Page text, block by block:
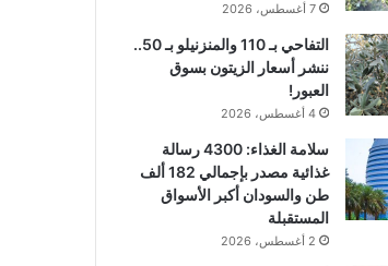
7 أغسطس، 2026
التفاحي بـ 110 والمنزنيلو بـ 50..
ننشر أسعار الزيتون بسوق
العبور!
4 أغسطس، 2026
سلامة الغذاء: 4300 رسالة
غذائية مصدر بإجمالي 182 ألف
طن والسودان أكبر الأسواق
المستقبلة
2 أغسطس، 2026